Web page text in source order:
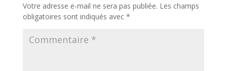
Votre adresse e-mail ne sera pas publiée. Les champs
obligatoires sont indiqués avec *